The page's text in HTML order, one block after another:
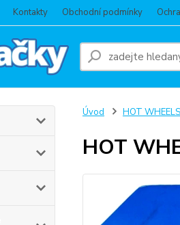
Kontakty Obchodní podmínky
Úvod HOT WHEELS
HOT